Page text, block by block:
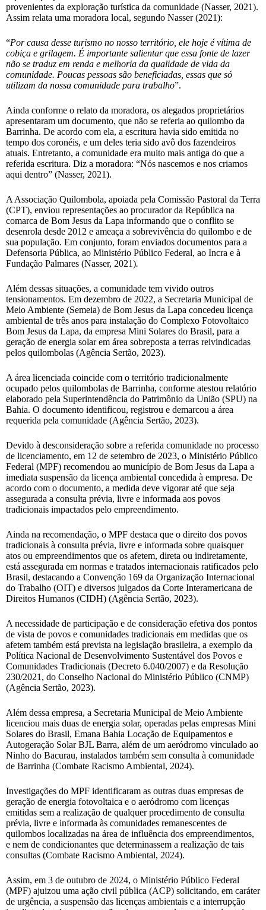
provenientes da exploração turística da comunidade (Nasser, 2021).
Assim relata uma moradora local, segundo Nasser (2021):
“Por causa desse turismo no nosso território, ele hoje é vítima de
cobiça e grilagem. É importante salientar que essa fonte de lazer
não se traduz em renda e melhoria da qualidade de vida da
comunidade. Poucas pessoas são beneficiadas, essas que só
utilizam da nossa comunidade para trabalho”.
Ainda conforme o relato da moradora, os alegados proprietários
apresentaram um documento, que não se referia ao quilombo da
Barrinha. De acordo com ela, a escritura havia sido emitida no
tempo dos coronéis, e um deles teria sido avô dos fazendeiros
atuais. Entretanto, a comunidade era muito mais antiga do que a
referida escritura. Diz a moradora: “Nós nascemos e nos criamos
aqui dentro” (Nasser, 2021).
A Associação Quilombola, apoiada pela Comissão Pastoral da Terra
(CPT), enviou representações ao procurador da República na
comarca de Bom Jesus da Lapa informando que o conflito se
desenrola desde 2012 e ameaça a sobrevivência do quilombo e de
sua população. Em conjunto, foram enviados documentos para a
Defensoria Pública, ao Ministério Público Federal, ao Incra e à
Fundação Palmares (Nasser, 2021).
Além dessas situações, a comunidade tem vivido outros
tensionamentos. Em dezembro de 2022, a Secretaria Municipal de
Meio Ambiente (Semeia) de Bom Jesus da Lapa concedeu licença
ambiental de três anos para instalação do Complexo Fotovoltaico
Bom Jesus da Lapa, da empresa Mini Solares do Brasil, para a
geração de energia solar em área sobreposta a terras reivindicadas
pelos quilombolas (Agência Sertão, 2023).
A área licenciada coincide com o território tradicionalmente
ocupado pelos quilombolas de Barrinha, conforme atestou relatório
elaborado pela Superintendência do Patrimônio da União (SPU) na
Bahia. O documento identificou, registrou e demarcou a área
requerida pela comunidade (Agência Sertão, 2023).
Devido à desconsideração sobre a referida comunidade no processo
de licenciamento, em 12 de setembro de 2023, o Ministério Público
Federal (MPF) recomendou ao município de Bom Jesus da Lapa a
imediata suspensão da licença ambiental concedida à empresa. De
acordo com o documento, a medida deve vigorar até que seja
assegurada a consulta prévia, livre e informada aos povos
tradicionais impactados pelo empreendimento.
Ainda na recomendação, o MPF destaca que o direito dos povos
tradicionais à consulta prévia, livre e informada sobre quaisquer
atos ou empreendimentos que os afetem, direta ou indiretamente,
está assegurada em normas e tratados internacionais ratificados pelo
Brasil, destacando a Convenção 169 da Organização Internacional
do Trabalho (OIT) e diversos julgados da Corte Interamericana de
Direitos Humanos (CIDH) (Agência Sertão, 2023).
A necessidade de participação e de consideração efetiva dos pontos
de vista de povos e comunidades tradicionais em medidas que os
afetem também está prevista na legislação brasileira, a exemplo da
Política Nacional de Desenvolvimento Sustentável dos Povos e
Comunidades Tradicionais (Decreto 6.040/2007) e da Resolução
230/2021, do Conselho Nacional do Ministério Público (CNMP)
(Agência Sertão, 2023).
Além dessa empresa, a Secretaria Municipal de Meio Ambiente
licenciou mais duas de energia solar, operadas pelas empresas Mini
Solares do Brasil, Emana Bahia Locação de Equipamentos e
Autogeração Solar BJL Barra, além de um aeródromo vinculado ao
Ninho do Bacurau, instalados também sem consulta à comunidade
de Barrinha (Combate Racismo Ambiental, 2024).
Investigações do MPF identificaram as outras duas empresas de
geração de energia fotovoltaica e o aeródromo com licenças
emitidas sem a realização de qualquer procedimento de consulta
prévia, livre e informada às comunidades remanescentes de
quilombos localizadas na área de influência dos empreendimentos,
e nem de condicionantes que determinassem a realização de tais
consultas (Combate Racismo Ambiental, 2024).
Assim, em 3 de outubro de 2024, o Ministério Público Federal
(MPF) ajuizou uma ação civil pública (ACP) solicitando, em caráter
de urgência, a suspensão das licenças ambientais e a interrupção